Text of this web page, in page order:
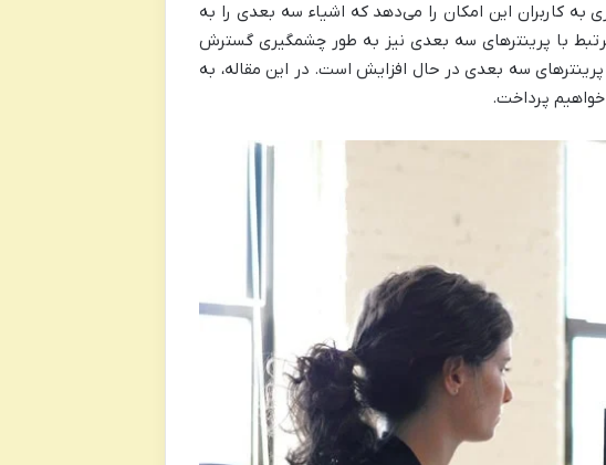
به کاربران این امکان را می‌دهد که اشیاء سه بعدی را به
با پرینتر‌های سه بعدی نیز به طور چشمگیری گسترش
سه بعدی در حال افزایش است. در این مقاله، به
پرداخت.